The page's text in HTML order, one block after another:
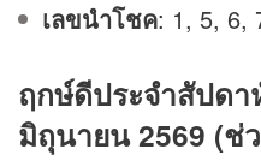
เลขนำโชค: 1, 5, 6,
ฤกษ์ดีประจำสัปด
มิถุนายน 2569 (ช่